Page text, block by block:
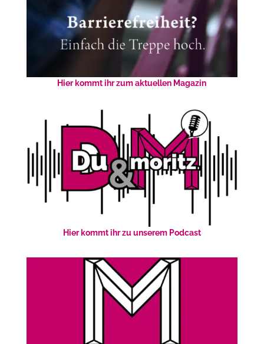
Hier kommt ihr zum aktuellen Magazin
Hier kommt ihr zu unserem Podcast